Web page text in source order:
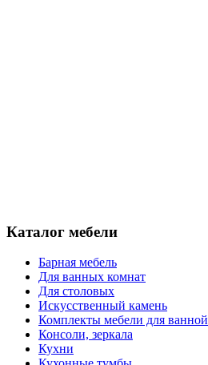
Каталог мебели
Барная мебель
Для ванных комнат
Для столовых
Искусственный камень
Комплекты мебели для ванной
Консоли, зеркала
Кухни